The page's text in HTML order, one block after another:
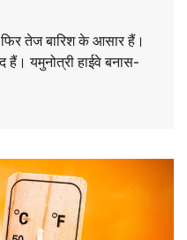
फिर तेज बारिश के आसार हैं।
हैं। यमुनोत्री हाईवे बनास-